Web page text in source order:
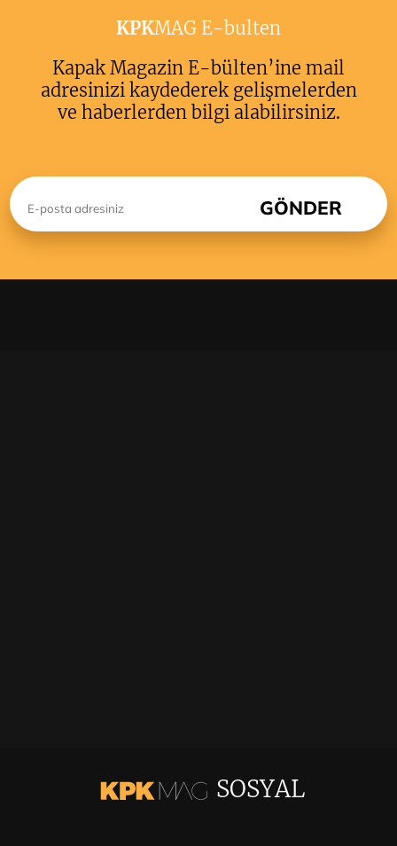
KPKMAG E-bulten
Kapak Magazin E-bülten’ine mail
adresinizi kaydederek gelişmelerden
ve haberlerden bilgi alabilirsiniz.
SOSYAL